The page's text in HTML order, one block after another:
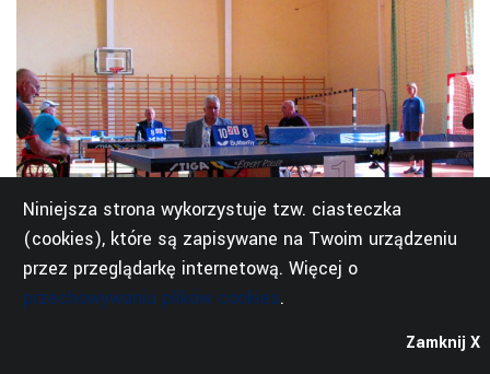
Niniejsza strona wykorzystuje tzw. ciasteczka
(cookies), które są zapisywane na Twoim urządzeniu
przez przeglądarkę internetową. Więcej o
przechowywaniu plików cookies.
Zamknij X